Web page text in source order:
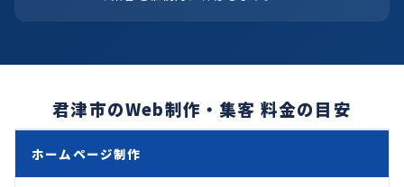
君津市のWeb制作・集客 料金の目安
ホームページ制作